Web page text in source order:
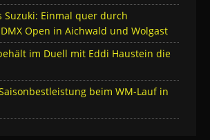
Suzuki: Einmal quer durch
Open in Aichwald und Wolgast
im Duell mit Eddi Haustein die
beim WM-Lauf in